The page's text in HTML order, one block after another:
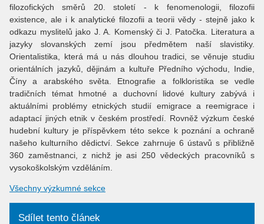
filozofických směrů 20. století - k fenomenologii, filozofii
existence, ale i k analytické filozofii a teorii vědy - stejně jako k
odkazu myslitelů jako J. A. Komenský či J. Patočka. Literatura a
jazyky slovanských zemí jsou předmětem naší slavistiky.
Orientalistika, která má u nás dlouhou tradici, se věnuje studiu
orientálních jazyků, dějinám a kultuře Předního východu, Indie,
Číny a arabského světa. Etnografie a folkloristika se vedle
tradičních témat hmotné a duchovní lidové kultury zabývá i
aktuálními problémy etnických studií emigrace a reemigrace i
adaptací jiných etnik v českém prostředí. Rovněž výzkum české
hudební kultury je příspěvkem této sekce k poznání a ochraně
našeho kulturního dědictví. Sekce zahrnuje 6 ústavů s přibližně
360 zaměstnanci, z nichž je asi 250 vědeckých pracovníků s
vysokoškolským vzděláním.
Všechny výzkumné sekce
Sdílet tento článek